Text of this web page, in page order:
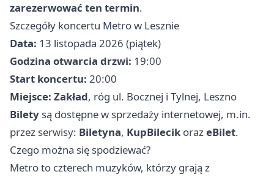
zarezerwować ten termin.
Szczegóły koncertu Metro w Lesznie
Data: 13 listopada 2026 (piątek)
Godzina otwarcia drzwi: 19:00
Start koncertu: 20:00
Miejsce: Zakład, róg ul. Bocznej i Tylnej, Leszno
Bilety są dostępne w sprzedaży internetowej, m.in.
przez serwisy: Biletyna, KupBilecik orazeBilet.
Czego można się spodziewać?
Metro to czterech muzyków, którzy grają z